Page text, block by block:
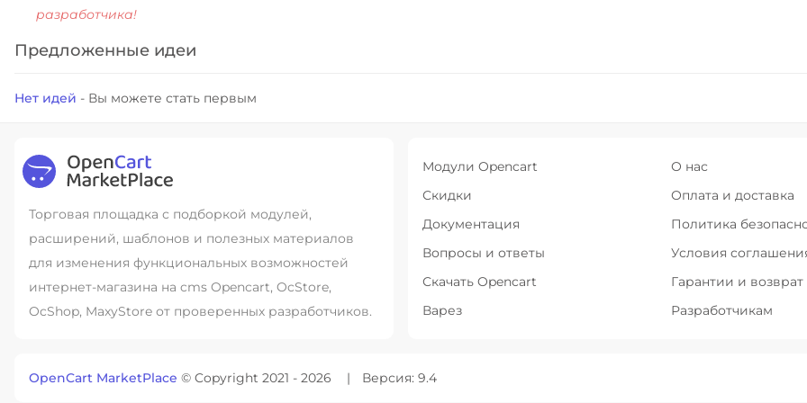
разработчика!
Предложенные идеи
Нет идей - Вы можете стать первым
Торговая площадка с подборкой модулей,
расширений, шаблонов и полезных материалов
для изменения функциональных возможностей
интернет-магазина на cms Opencart, OcStore,
OcShop, MaxyStore от проверенных разработчиков.
Модули Opencart
Скидки
Документация
Вопросы и ответы
Скачать Opencart
Варез
О нас
Оплата и доставка
Политика
Условия
Гарантии и возврат
Разработчикам
OpenCart MarketPlace © Copyright 2021 - 2026 Версия: 9.4